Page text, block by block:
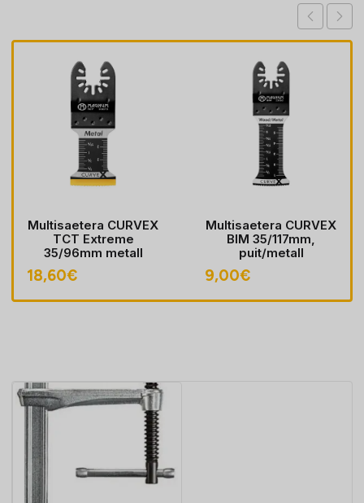
Multisaetera CURVEX
TCT Extreme
35/96mm metall
18,60€
Multisaetera CURVEX
BIM 35/117mm,
puit/metall
9,00€